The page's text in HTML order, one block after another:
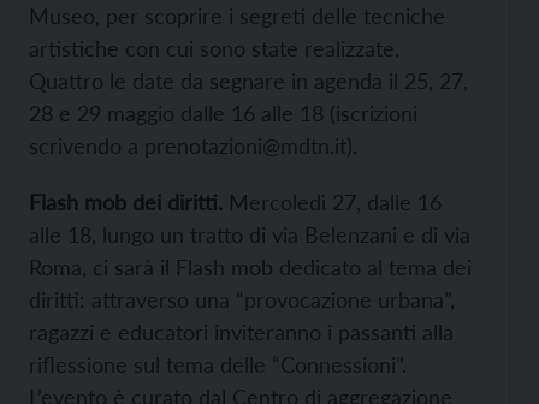
Museo, per scoprire i segreti delle tecniche
artistiche con cui sono state realizzate.
Quattro le date da segnare in agenda il 25, 27,
28 e 29 maggio dalle 16 alle 18 (iscrizioni
scrivendo a prenotazioni@mdtn.it).
Flash mob dei diritti. Mercoledì 27, dalle 16
alle 18, lungo un tratto di via Belenzani e di via
Roma, ci sarà il Flash mob dedicato al tema dei
diritti: attraverso una “provocazione urbana”,
ragazzi e educatori inviteranno i passanti alla
riflessione sul tema delle “Connessioni”.
L’evento è curato dal Centro di aggregazione